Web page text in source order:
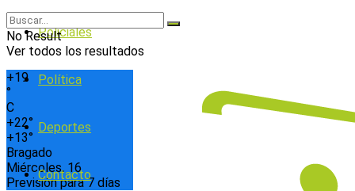
+19
°
C
+22°
+13°
Bragado
Miércoles, 16
Previsión para 7 días
Policiales
Política
Deportes
Contacto
No Result
Ver todos los resultados